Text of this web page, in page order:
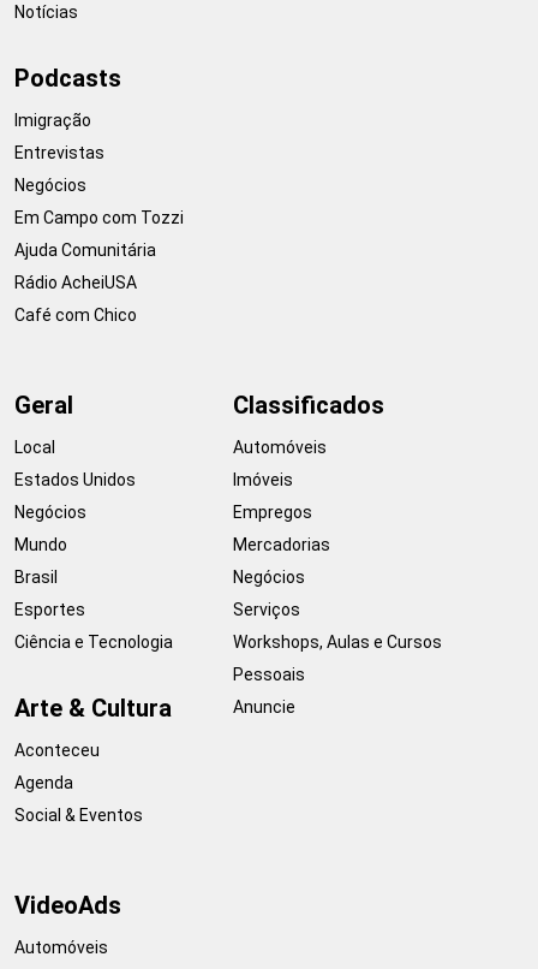
Notícias
Podcasts
Imigração
Entrevistas
Negócios
Em Campo com Tozzi
Ajuda Comunitária
Rádio AcheiUSA
Café com Chico
Geral
Local
Estados Unidos
Negócios
Mundo
Brasil
Esportes
Ciência e Tecnologia
Arte & Cultura
Aconteceu
Agenda
Social & Eventos
Classificados
Automóveis
Imóveis
Empregos
Mercadorias
Negócios
Serviços
Workshops, Aulas e Cursos
Pessoais
Anuncie
VideoAds
Automóveis